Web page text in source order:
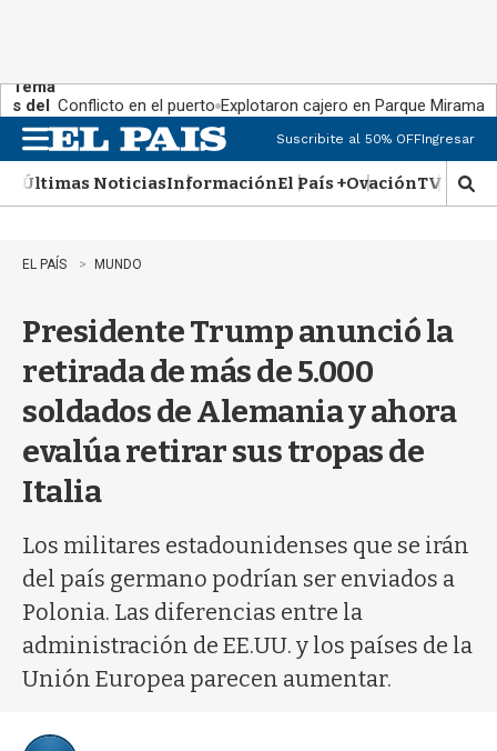
Tema
s del
día:
Conflicto en el puerto Explotaron cajero en Parque Miramar
n
u
Suscribite al 50% OFFIngresar
Últimas NoticiasInformaciónEl País +OvaciónTV Show
M
o
EL PAÍS MUNDO
Presidente Trump anunció la
retirada de más de 5.000
soldados de Alemania y ahora
evalúa retirar sus tropas de
Italia
Los militares estadounidenses que se irán
del país germano podrían ser enviados a
Polonia. Las diferencias entre la
administración de EE.UU. y los países de la
Unión Europea parecen aumentar.